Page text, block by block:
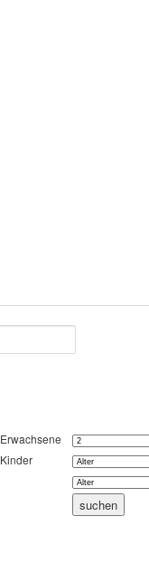
Erwachsene
Kinder